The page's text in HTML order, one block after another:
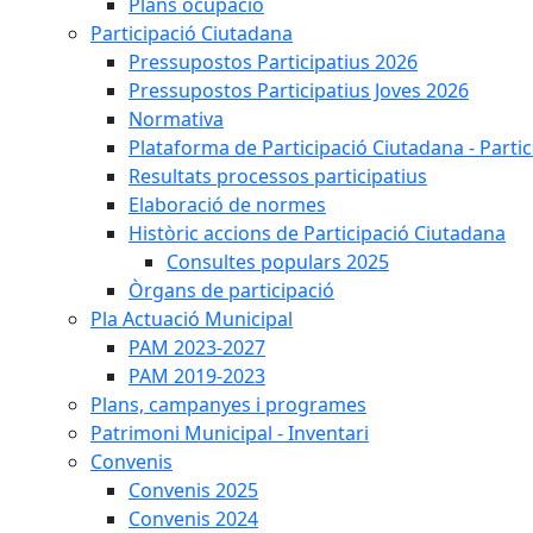
Participació Ciutadana
Pressupostos Participatius 2026
Pressupostos Participatius Joves 2026
Normativa
Plataforma de Participació Ciutadana -
Resultats processos participatius
Elaboració de normes
Històric accions de Participació Ciutadana
Consultes populars 2025
Òrgans de participació
Pla Actuació Municipal
PAM 2023-2027
PAM 2019-2023
Plans, campanyes i programes
Patrimoni Municipal - Inventari
Convenis
Convenis 2025
Convenis 2024